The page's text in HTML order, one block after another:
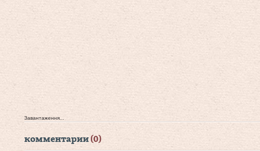
Завантаження...
комментарии (0)